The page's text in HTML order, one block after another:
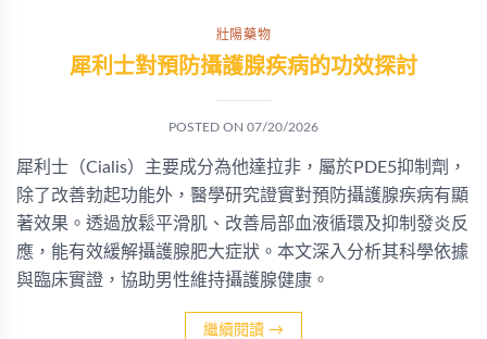
壯陽藥物
犀利士對預防攝護腺疾病的功效探討
POSTED ON 07/20/2026
犀利士（Cialis）主要成分為他達拉非，屬於PDE5抑制劑，
除了改善勃起功能外，醫學研究證實對預防攝護腺疾病有顯
著效果。透過放鬆平滑肌、改善局部血液循環及抑制發炎反
應，能有效緩解攝護腺肥大症狀。本文深入分析其科學依據
與臨床實證，協助男性維持攝護腺健康。
繼續閱讀 →